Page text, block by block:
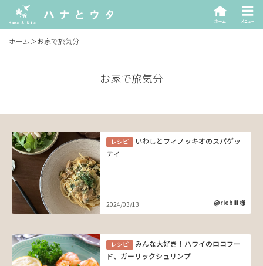
ホーム＞お家で旅気分
お家で旅気分
レシピ
いわしとフィノッキオのスパゲッ
ティ
2024/03/13 @riebiii 様
レシピ
みんな大好き！ハワイのロコフー
ド、ガーリックシュリンプ